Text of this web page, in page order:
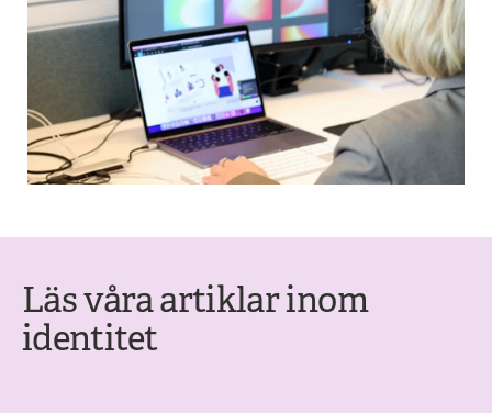
Läs våra artiklar inom
identitet